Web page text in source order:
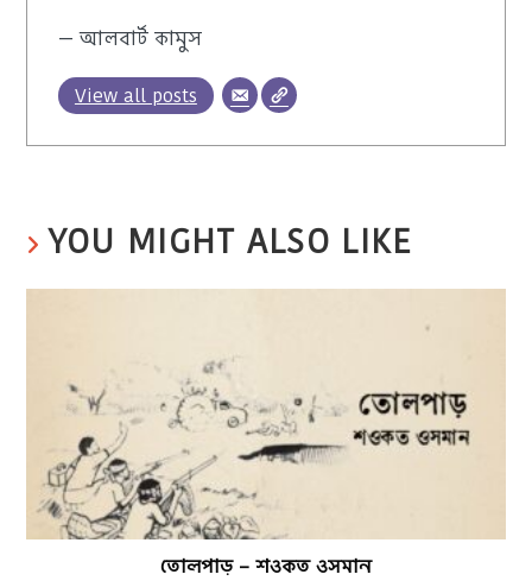
— আলবার্ট কামুস
View all posts
YOU MIGHT ALSO LIKE
তোলপাড় – শওকত ওসমান